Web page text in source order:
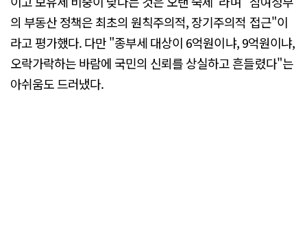
의 부동산 정책은 최초의 원칙주의적, 장기주의적 접근"이
라고 평가했다. 다만 "종부세 대상이 6억원이냐, 9억원이냐,
오락가락하는 바람에 국민의 신뢰를 상실하고 흔들렸다"는
아쉬움도 드러냈다.